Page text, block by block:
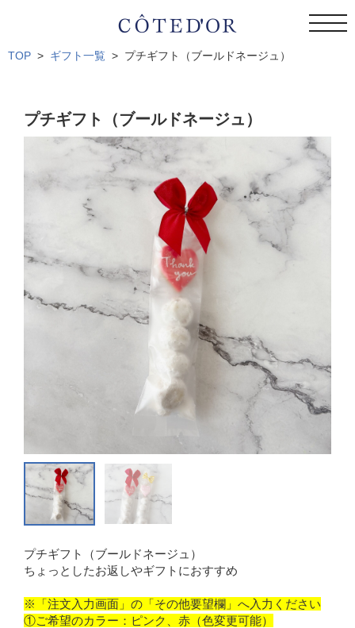
TOP ギフト一覧 プチギフト（ブールドネージュ）
プチギフト（ブールドネージュ）
プチギフト（ブールドネージュ）
ちょっとしたお返しやギフトにおすすめ
※「注文入力画面」の「その他要望欄」へ入力ください
①ご希望のカラー：ピンク、赤（色変更可能）